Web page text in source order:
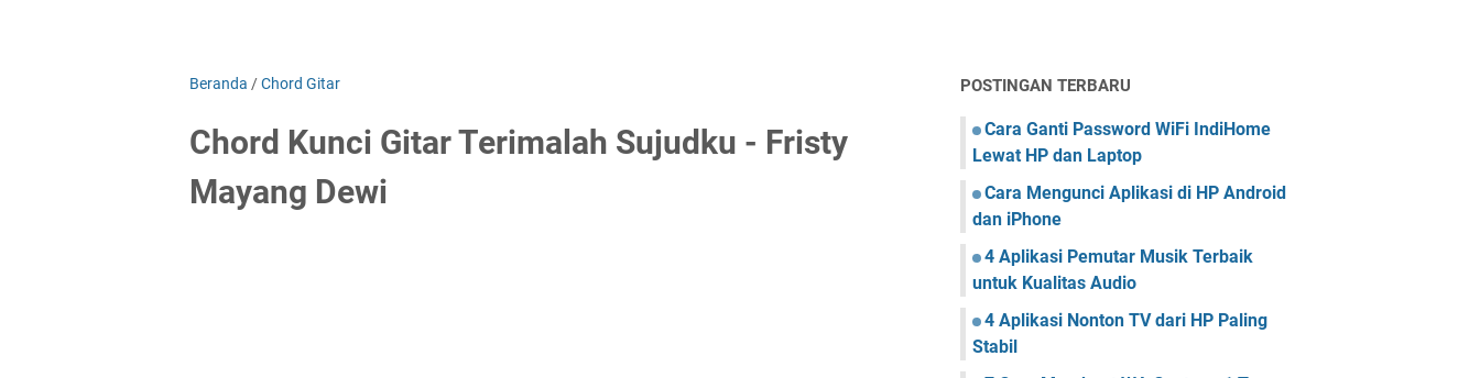
Beranda /Chord Gitar
Chord Kunci Gitar Terimalah Sujudku - Fristy
Mayang Dewi
POSTINGAN TERBARU
Cara Ganti Password WiFi IndiHome
Lewat HP dan Laptop
Cara Mengunci Aplikasi di HP Android
dan iPhone
4 Aplikasi Pemutar Musik Terbaik
untuk Kualitas Audio
4 Aplikasi Nonton TV dari HP Paling
Stabil